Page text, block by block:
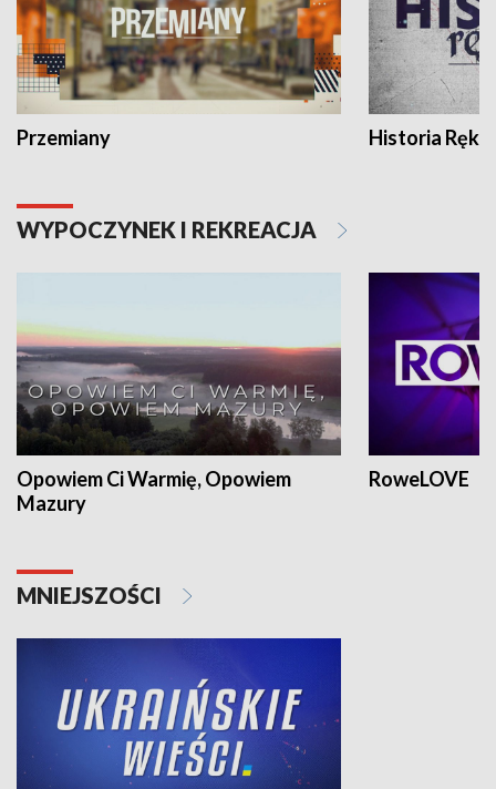
Przemiany Historia Ręką
WYPOCZYNEK I REKREACJA
Opowiem Ci Warmię, Opowiem
Mazury
RoweLOVE
MNIEJSZOŚCI